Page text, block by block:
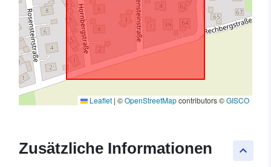
Leaflet | ©OpenStreetMapcontributors ©GISCO
keyboard_arrow_up
Zusätzliche Informationen